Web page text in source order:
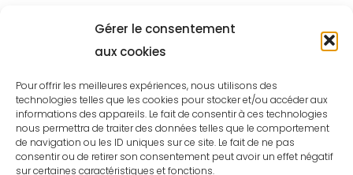
Gérer le consentement
aux cookies
Pour offrir les meilleures expériences, nous utilisons des
technologies telles que les cookies pour stocker et/ou accéder aux
informations des appareils. Le fait de consentir à ces technologies
nous permettra de traiter des données telles que le comportement
de navigation ou les ID uniques sur ce site. Le fait de ne pas
consentir ou de retirer son consentement peut avoir un effet négatif
sur certaines caractéristiques et fonctions.